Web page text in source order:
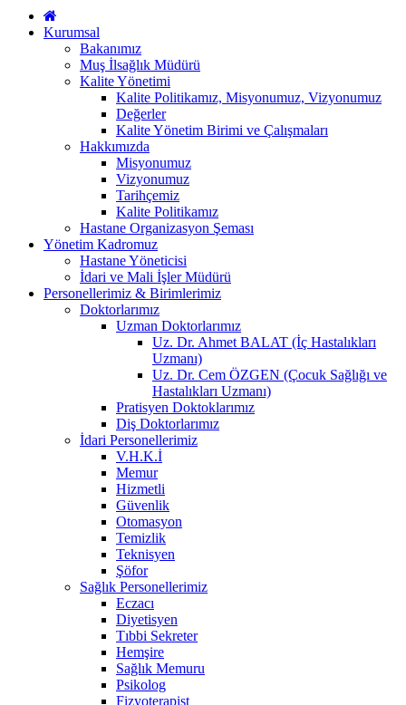
Kurumsal
Bakanımız
Muş İlsağlık Müdürü
Kalite Yönetimi
Kalite Politikamız, Misyonumuz, Vizyonumuz
Değerler
Kalite Yönetim Birimi ve Çalışmaları
Hakkımızda
Misyonumuz
Vizyonumuz
Tarihçemiz
Kalite Politikamız
Hastane Organizasyon Şeması
Yönetim Kadromuz
Hastane Yöneticisi
İdari ve Mali İşler Müdürü
Personellerimiz & Birimlerimiz
Doktorlarımız
Uzman Doktorlarımız
Uz. Dr. Ahmet BALAT (İç Hastalıkları
Uzmanı)
Uz. Dr. Cem ÖZGEN (Çocuk Sağlığı ve
Hastalıkları Uzmanı)
Pratisyen Doktoklarımız
Diş Doktorlarımız
İdari Personellerimiz
V.H.K.İ
Memur
Hizmetli
Güvenlik
Otomasyon
Temizlik
Teknisyen
Şöfor
Sağlık Personellerimiz
Eczacı
Diyetisyen
Tıbbi Sekreter
Hemşire
Sağlık Memuru
Psikolog
Fizyoterapist